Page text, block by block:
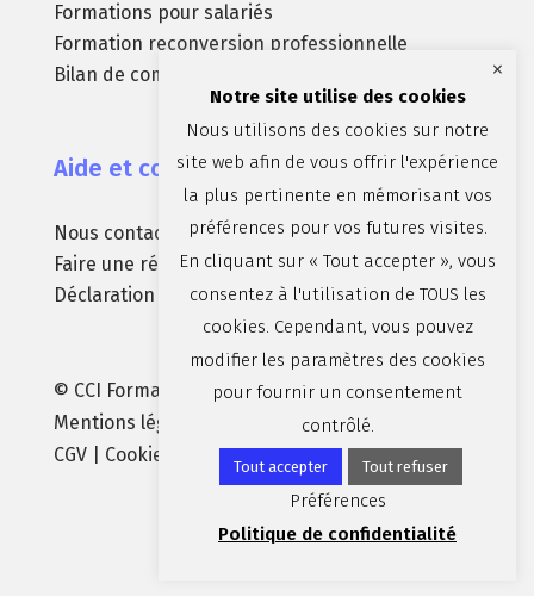
Formations pour salariés
Formation reconversion professionnelle
Bilan de compétences
Aide et contact
Nous contacter
Faire une réclamation
Déclaration d’accessibilité (non conforme)
© CCI Formation Aix-Marseille-Provence |
Mentions légales
Politique de confidentialité
CGV| Cookies : Préférences| parBrandparty
Notre site utilise des cookies
Nous utilisons des cookies sur notre
site web afin de vous offrir l'expérience
la plus pertinente en mémorisant vos
préférences pour vos futures visites.
En cliquant sur « Tout accepter », vous
consentez à l'utilisation de TOUS les
cookies. Cependant, vous pouvez
modifier les paramètres des cookies
pour fournir un consentement
contrôlé.
Tout accepter Tout refuser
Préférences
Politique de confidentialité
×